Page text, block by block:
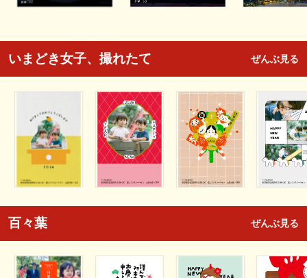
いまどき女子、撮れたて ぜんぶ見る
百々葉 ぜんぶ見る